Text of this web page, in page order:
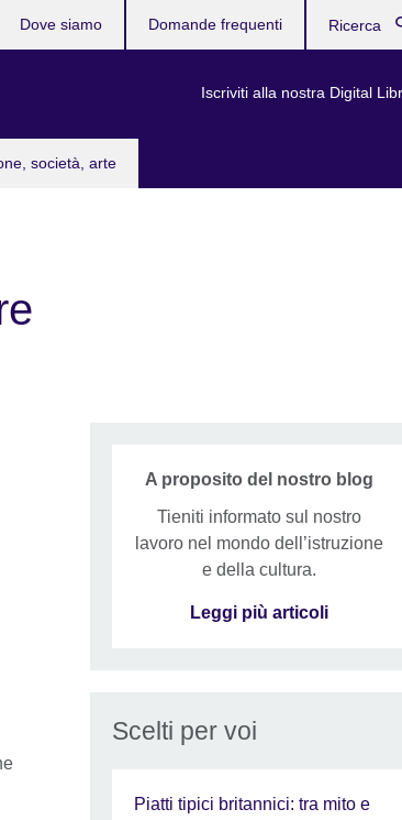
società, arte
Iscriviti alla nostra Digital
Dove siamo Domande frequenti
A proposito del nostro blog
Tieniti informato sul nostro
lavoro nel mondo dell’istruzione
e della cultura.
Leggi più articoli
Scelti per voi
Piatti tipici britannici: tra mito e